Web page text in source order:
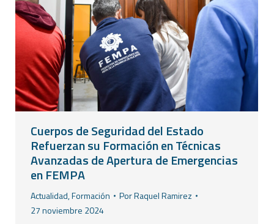
Cuerpos de Seguridad del Estado
Refuerzan su Formación en Técnicas
Avanzadas de Apertura de Emergencias
en FEMPA
Actualidad,Formación PorRaquel Ramirez
27 noviembre 2024